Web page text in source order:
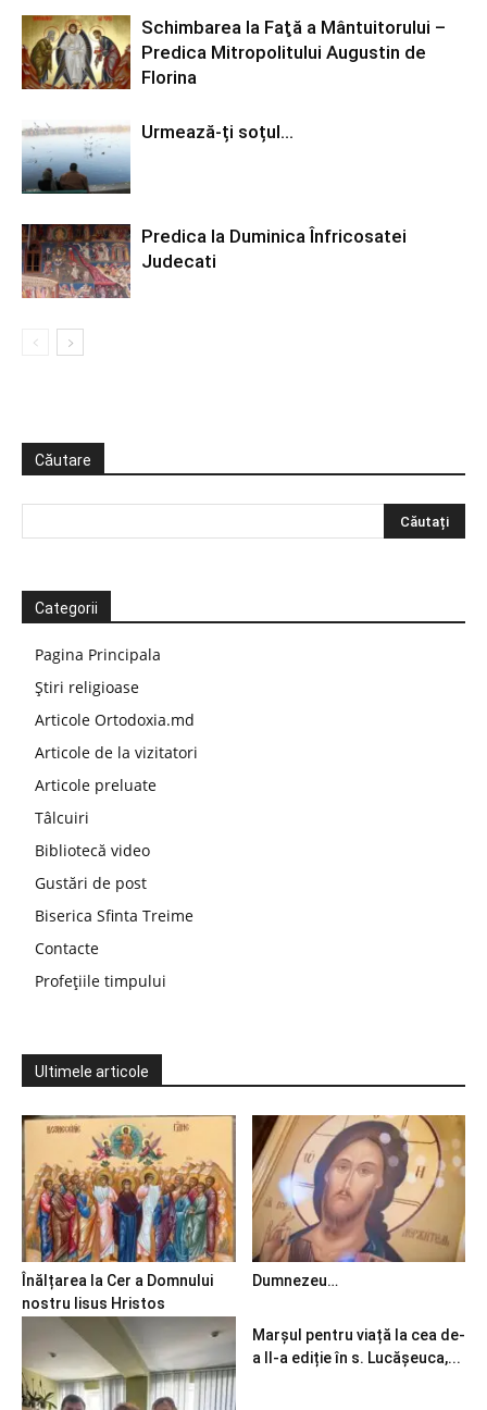
Schimbarea la Faţă a Mântuitorului –
Predica Mitropolitului Augustin de
Florina
Urmează-ți soțul…
Predica la Duminica Înfricosatei
Judecati
Căutare
Categorii
Pagina Principala
Știri religioase
Articole Ortodoxia.md
Articole de la vizitatori
Articole preluate
Tâlcuiri
Bibliotecă video
Gustări de post
Biserica Sfinta Treime
Contacte
Profețiile timpului
Ultimele articole
Înălțarea la Cer a Domnului
nostru Iisus Hristos
Dumnezeu…
Marșul pentru viață la cea de-
a II-a ediție în s. Lucășeuca,...